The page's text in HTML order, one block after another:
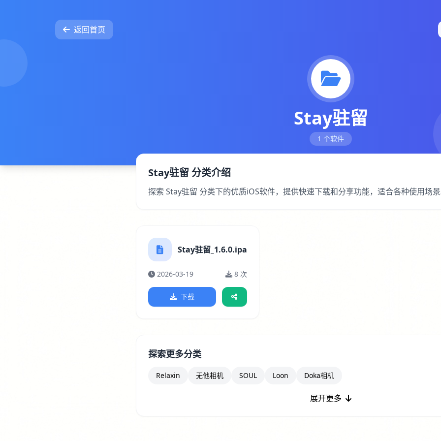
返回首页
Stay驻留
1 个软件
Stay驻留 分类介绍
探索 Stay驻留 分类下的优质iOS软件，提供快速下载和分享功能，适合各种使用场
Stay驻留_1.6.0.ipa
2026-03-19 8 次
下载
探索更多分类
Relaxin 无他相机 SOUL Loon Doka相机
展开更多